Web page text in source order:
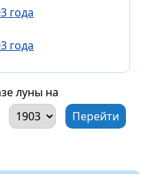
года
года
луны на